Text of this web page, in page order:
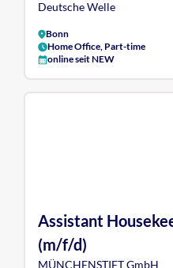
Deutsche Welle
Bonn
Home Office, Part-time
online seit NEW
Assistant
(m/f/d)
MÜNCHENSTIFT GmbH